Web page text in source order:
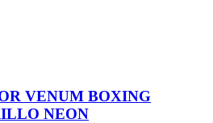
VENUM BOXING
NEON